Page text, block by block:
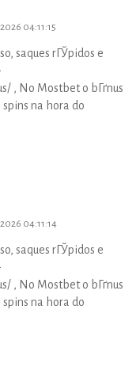
04:11:15
saques rГЎpidos e
, No Mostbet o bГґnus
na hora do
04:11:14
saques rГЎpidos e
, No Mostbet o bГґnus
na hora do